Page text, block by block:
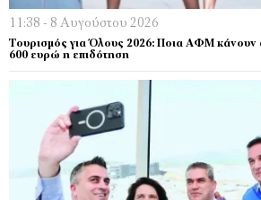
11:38 - 8 Αυγούστου 2026
Τουρισμός για Όλους 2026: Ποια ΑΦΜ κάνουν
600 ευρώ η επιδότηση